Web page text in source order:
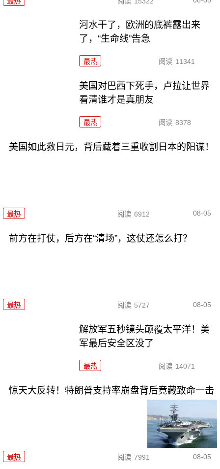
河水干了，欧洲的底裤露出来
了，“生命线”告急
最热 阅读 11341
美国对巴西下死手，卢拉让世界
看清谁才是真朋友
最热 阅读 8378
美国如此救日元，背后藏着三重收割日本的阳谋！
最热 阅读 6912 08-05
前方在打仗，后方在“清场”，这仗还怎么打？
最热 阅读 5727 08-05
解放军五秒镜头颠覆太平洋！美
军最后安全区没了
最热 阅读 14071
惊天大反转！特朗普支持率崩盘背后竟藏致命一击
最热 阅读 7991 08-05